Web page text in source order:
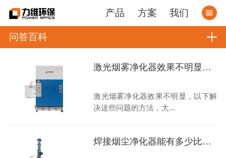
产品 方案 我们
问答百科
激光烟雾净化器效果不明显，如何解决呢？
激光烟雾净化器效果不明显，以下解
决这些问题的方法，大...
焊接烟尘净化器能有多少比例的烟尘被捕集？